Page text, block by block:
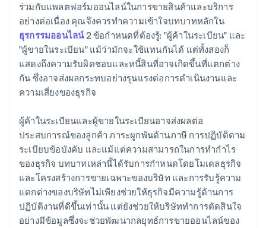
ร่วมกับแพลตฟอร์มออนไลน์ในการขายสินค้าและบริการ
อย่างต่อเนื่อง คุณจึงควรทําความเข้าใจบทบาทหลักใน
ธุรกรรมออนไลน์2 ข้อกําหนดที่ต้องรู้: "ผู้ค้าในระเบียน" และ
"ผู้ขายในระเบียน" แม้ว่ามักจะใช้แทนกันได้ แต่ทั้งสองก็
แสดงถึงความรับผิดชอบและหนี้สินที่อาจเกิดขึ้นที่แตกต่าง
กัน ซึ่งอาจส่งผลกระทบอย่างรุนแรงต่อการดำเนินงานและ
ความเสี่ยงของธุรกิจ
ผู้ค้าในระเบียนและผู้ขายในระเบียนอาจส่งผลต่อ
ประสบการณ์ของลูกค้า ภาระผูกพันด้านภาษี การปฏิบัติตาม
ระเบียบข้อบังคับ และแม้แต่ความสามารถในการทํากําไร
ของธุรกิจ บทบาทเหล่านี้ได้รับการกําหนดโดยโมเดลธุรกิจ
และโครงสร้างการขายเฉพาะของบริษัท และการรับรู้ความ
แตกต่างของบริษัทไม่เพียงช่วยให้ธุรกิจมีความรู้ด้านการ
ปฏิบัติงานที่ดีขึ้นเท่านั้น แต่ยังช่วยให้บริษัททําการตัดสินใจ
อย่างมีข้อมูลซึ่งจะช่วยพัฒนากลยุทธ์การขายออนไลน์ของ